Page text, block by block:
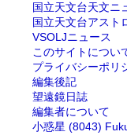
国立天文台天文ニ
国立天文台アスト
VSOLJニュース
このサイトについ
プライバシーポリ
編集後記
望遠鏡日誌
編集者について
小惑星 (8043)